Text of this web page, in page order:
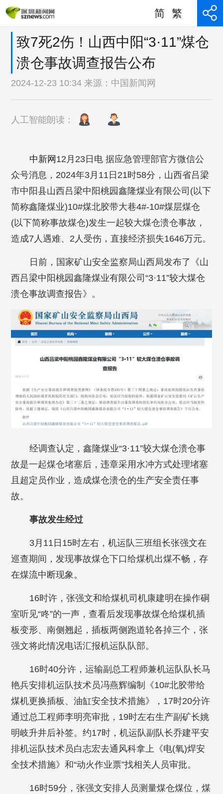
简 繁
致7死2伤！山西中阳“3·11”煤仓
溃仓事故调查报告公布
2024-12-23 10:34 来源： 中国新闻网
人工智能朗读：
中新网 12月23日电 据应急管理部官方微信公
众号消息，2024年3月11日21时58分，山西省吕梁
市中阳县山西吕梁中阳桃园鑫隆煤业有限公司(以下
简称鑫隆煤业)10#煤北胶带大巷4#-10#煤层煤仓
(以下简称事故煤仓)发生一起较大煤仓溃仓事故，
造成7人遇难、2人受伤，直接经济损失1646万元。
日前，国家矿山安全监察局山西局发布了《山
西吕梁中阳桃园鑫隆煤业有限公司“3·11”较大煤仓
溃仓事故调查报告》。
经调查认定，鑫隆煤业“3·11”较大煤仓溃仓事
故是一起煤仓堵塞后，违章采用水冲方式处理堵塞
且超定员作业，造成煤仓溃仓的生产安全责任事
故。
事故发生经过
3月11日15时左右，机运队三班组长张强文在
巡查期间，发现事故煤仓下口给煤机出煤不畅，存
在煤流中断现象。
16时许，张强文和给煤机司机康建明在操作硐
室听见“咚”的一声，查看后发现事故煤仓给煤机插
板变形、南侧翘起，插板两侧跑道轮各掉三个，张
强文将此情况电话汇报机运队队部。
16时40分许，运输副总工程师兼机运队队长马
艳兵安排机运队技术员冯燕辉编制《10#北胶带给
煤机更换插板、油缸安全技术措施》，17时20分许
通过总工程师李明亮审批，19时左右生产副矿长姚
明岐升井后补签。约17时，机运队副队长乔建平安
排机运队技术员白志宏去通风科拿上《电(氧)焊安
全技术措施》和“动火作业票”找相关人员审批。
16时59分，张强文安排人员测量煤仓煤位，煤